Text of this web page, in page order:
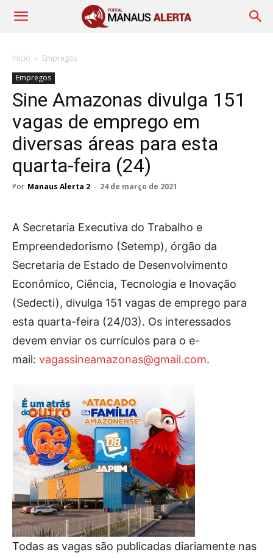
Início
Empregos
Empregos
Sine Amazonas divulga 151
vagas de emprego em
diversas áreas para esta
quarta-feira (24)
Por Manaus Alerta 2 - 24 de março de 2021
A Secretaria Executiva do Trabalho e
Empreendedorismo (Setemp), órgão da
Secretaria de Estado de Desenvolvimento
Econômico, Ciência, Tecnologia e Inovação
(Sedecti), divulga 151 vagas de emprego para
esta quarta-feira (24/03). Os interessados
devem enviar os currículos para o e-
mail: vagassineamazonas@gmail.com.
Todas as vagas são publicadas diariamente nas